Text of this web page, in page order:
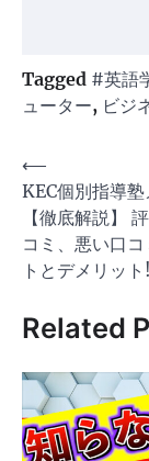
Tagged #英語
ューター, ビジ
投
稿
ナ
ビ
ー
シ
ョ
ン
⟵
KEC個別指導塾
【徹底解説】
コミ、悪い口
トとデメリッ
Related